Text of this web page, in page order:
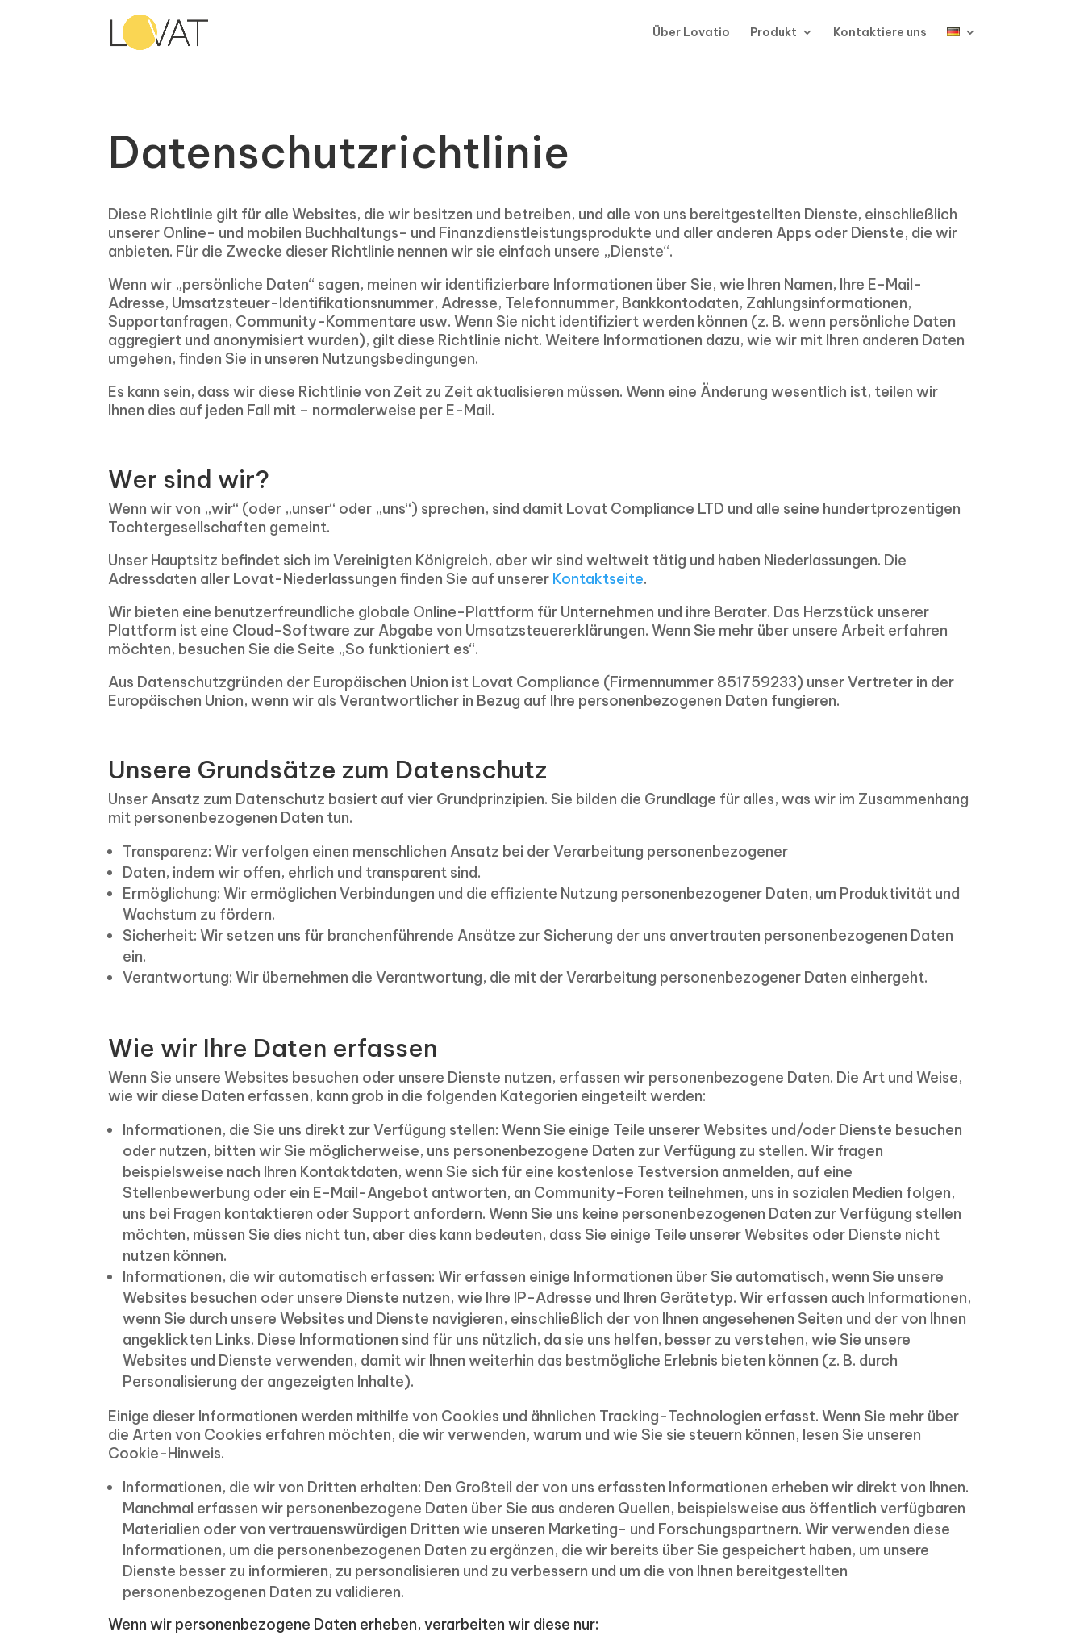
Über Lovatio Produkt Kontaktiere uns
Datenschutzrichtlinie
Diese Richtlinie gilt für alle Websites, die wir besitzen und betreiben, und alle von uns bereitgestellten Dienste, einschließlich
unserer Online- und mobilen Buchhaltungs- und Finanzdienstleistungsprodukte und aller anderen Apps oder Dienste, die wir
anbieten. Für die Zwecke dieser Richtlinie nennen wir sie einfach unsere „Dienste“.
Wenn wir „persönliche Daten“ sagen, meinen wir identifizierbare Informationen über Sie, wie Ihren Namen, Ihre E-Mail-
Adresse, Umsatzsteuer-Identifikationsnummer, Adresse, Telefonnummer, Bankkontodaten, Zahlungsinformationen,
Supportanfragen, Community-Kommentare usw. Wenn Sie nicht identifiziert werden können (z. B. wenn persönliche Daten
aggregiert und anonymisiert wurden), gilt diese Richtlinie nicht. Weitere Informationen dazu, wie wir mit Ihren anderen Daten
umgehen, finden Sie in unseren Nutzungsbedingungen.
Es kann sein, dass wir diese Richtlinie von Zeit zu Zeit aktualisieren müssen. Wenn eine Änderung wesentlich ist, teilen wir
Ihnen dies auf jeden Fall mit – normalerweise per E-Mail.
Wer sind wir?
Wenn wir von „wir“ (oder „unser“ oder „uns“) sprechen, sind damit Lovat Compliance LTD und alle seine hundertprozentigen
Tochtergesellschaften gemeint.
Unser Hauptsitz befindet sich im Vereinigten Königreich, aber wir sind weltweit tätig und haben Niederlassungen. Die
Adressdaten aller Lovat-Niederlassungen finden Sie auf unserer Kontaktseite.
Wir bieten eine benutzerfreundliche globale Online-Plattform für Unternehmen und ihre Berater. Das Herzstück unserer
Plattform ist eine Cloud-Software zur Abgabe von Umsatzsteuererklärungen. Wenn Sie mehr über unsere Arbeit erfahren
möchten, besuchen Sie die Seite „So funktioniert es“.
Aus Datenschutzgründen der Europäischen Union ist Lovat Compliance (Firmennummer 851759233) unser Vertreter in der
Europäischen Union, wenn wir als Verantwortlicher in Bezug auf Ihre personenbezogenen Daten fungieren.
Unsere Grundsätze zum Datenschutz
Unser Ansatz zum Datenschutz basiert auf vier Grundprinzipien. Sie bilden die Grundlage für alles, was wir im Zusammenhang
mit personenbezogenen Daten tun.
Transparenz: Wir verfolgen einen menschlichen Ansatz bei der Verarbeitung personenbezogener
Daten, indem wir offen, ehrlich und transparent sind.
Ermöglichung: Wir ermöglichen Verbindungen und die effiziente Nutzung personenbezogener Daten, um Produktivität und
Wachstum zu fördern.
Sicherheit: Wir setzen uns für branchenführende Ansätze zur Sicherung der uns anvertrauten personenbezogenen Daten
ein.
Verantwortung: Wir übernehmen die Verantwortung, die mit der Verarbeitung personenbezogener Daten einhergeht.
Wie wir Ihre Daten erfassen
Wenn Sie unsere Websites besuchen oder unsere Dienste nutzen, erfassen wir personenbezogene Daten. Die Art und Weise,
wie wir diese Daten erfassen, kann grob in die folgenden Kategorien eingeteilt werden:
Informationen, die Sie uns direkt zur Verfügung stellen: Wenn Sie einige Teile unserer Websites und/oder Dienste besuchen
oder nutzen, bitten wir Sie möglicherweise, uns personenbezogene Daten zur Verfügung zu stellen. Wir fragen
beispielsweise nach Ihren Kontaktdaten, wenn Sie sich für eine kostenlose Testversion anmelden, auf eine
Stellenbewerbung oder ein E-Mail-Angebot antworten, an Community-Foren teilnehmen, uns in sozialen Medien folgen,
uns bei Fragen kontaktieren oder Support anfordern. Wenn Sie uns keine personenbezogenen Daten zur Verfügung stellen
möchten, müssen Sie dies nicht tun, aber dies kann bedeuten, dass Sie einige Teile unserer Websites oder Dienste nicht
nutzen können.
Informationen, die wir automatisch erfassen: Wir erfassen einige Informationen über Sie automatisch, wenn Sie unsere
Websites besuchen oder unsere Dienste nutzen, wie Ihre IP-Adresse und Ihren Gerätetyp. Wir erfassen auch Informationen,
wenn Sie durch unsere Websites und Dienste navigieren, einschließlich der von Ihnen angesehenen Seiten und der von Ihnen
angeklickten Links. Diese Informationen sind für uns nützlich, da sie uns helfen, besser zu verstehen, wie Sie unsere
Websites und Dienste verwenden, damit wir Ihnen weiterhin das bestmögliche Erlebnis bieten können (z. B. durch
Personalisierung der angezeigten Inhalte).
Einige dieser Informationen werden mithilfe von Cookies und ähnlichen Tracking-Technologien erfasst. Wenn Sie mehr über
die Arten von Cookies erfahren möchten, die wir verwenden, warum und wie Sie sie steuern können, lesen Sie unseren
Cookie-Hinweis.
Informationen, die wir von Dritten erhalten: Den Großteil der von uns erfassten Informationen erheben wir direkt von Ihnen.
Manchmal erfassen wir personenbezogene Daten über Sie aus anderen Quellen, beispielsweise aus öffentlich verfügbaren
Materialien oder von vertrauenswürdigen Dritten wie unseren Marketing- und Forschungspartnern. Wir verwenden diese
Informationen, um die personenbezogenen Daten zu ergänzen, die wir bereits über Sie gespeichert haben, um unsere
Dienste besser zu informieren, zu personalisieren und zu verbessern und um die von Ihnen bereitgestellten
personenbezogenen Daten zu validieren.
Wenn wir personenbezogene Daten erheben, verarbeiten wir diese nur: